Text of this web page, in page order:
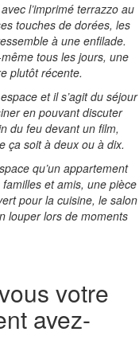
l’imprimé terrazzo au
touches de dorées, les
à une enfilade.
tous les jours, une
plutôt récente.
et il s’agit du séjour
en pouvant discuter
du feu devant un film,
ça soit à deux ou à dix.
qu’un appartement
et amis, une pièce
pour la cuisine, le salon
louper lors de moments
votre
avez-